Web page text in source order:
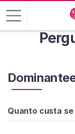
Quanto custa
t
r